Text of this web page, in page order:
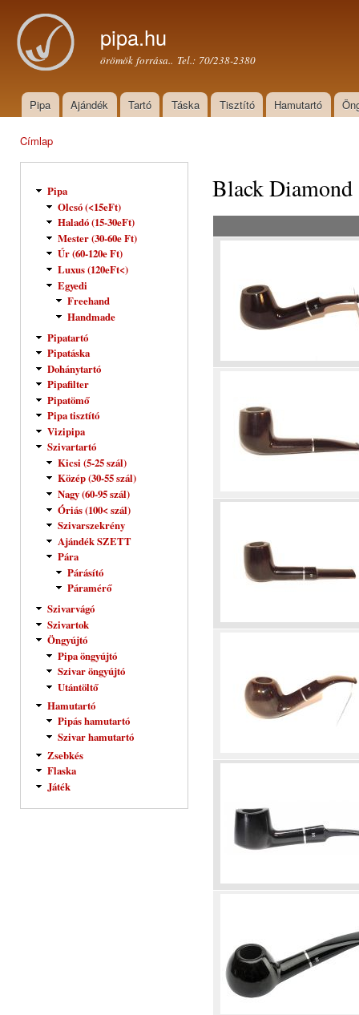
pipa.hu
örömök forrása.. Tel.: 70/238-2380
Főmenü
Pipa Ajándék Tartó Táska Tisztító Hamutartó
Címlap
Pipa
Olcsó (<15eFt)
Haladó (15-30eFt)
Mester (30-60e Ft)
Úr (60-120e Ft)
Luxus (120eFt<)
Egyedi
Freehand
Handmade
Pipatartó
Pipatáska
Dohánytartó
Pipafilter
Pipatömő
Pipa tisztító
Vizipipa
Szivartartó
Kicsi (5-25 szál)
Közép (30-55 szál)
Nagy (60-95 szál)
Óriás (100< szál)
Szivarszekrény
Ajándék SZETT
Pára
Párásító
Páramérő
Szivarvágó
Szivartok
Öngyújtó
Pipa öngyújtó
Szivar öngyújtó
Utántöltő
Hamutartó
Pipás hamutartó
Szivar hamutartó
Zsebkés
Flaska
Játék
Black Diamond